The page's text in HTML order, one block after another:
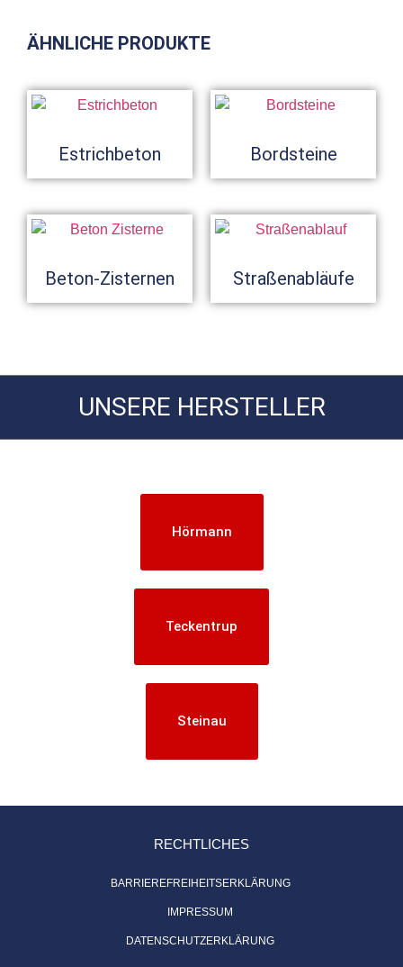
ÄHNLICHE PRODUKTE
Estrichbeton Bordsteine
Beton-Zisternen Straßenabläufe
UNSERE HERSTELLER
Hörmann
Teckentrup
Steinau
RECHTLICHES
BARRIEREFREIHEITSERKLÄRUNG
IMPRESSUM
DATENSCHUTZERKLÄRUNG